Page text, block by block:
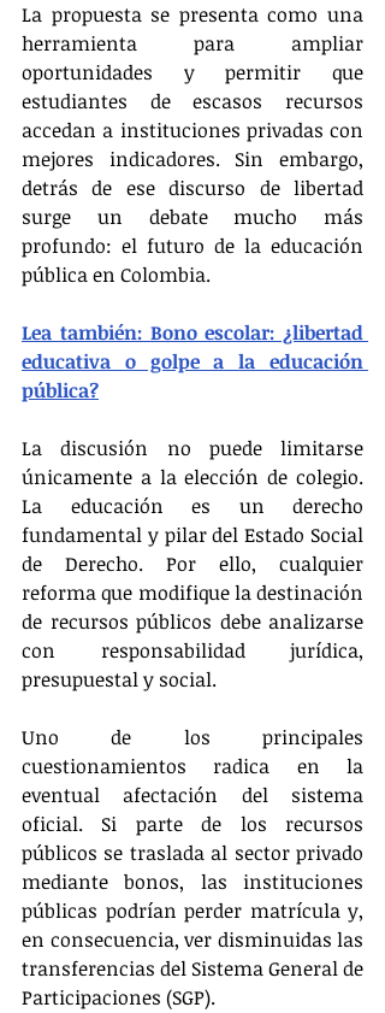
La propuesta se presenta como una
herramienta para ampliar
oportunidades y permitir que
estudiantes de escasos recursos
accedan a instituciones privadas con
mejores indicadores. Sin embargo,
detrás de ese discurso de libertad
surge un debate mucho más
profundo: el futuro de la educación
pública en Colombia.
Lea también: Bono escolar: ¿libertad
educativa o golpe a la educación
pública?
La discusión no puede limitarse
únicamente a la elección de colegio.
La educación es un derecho
fundamental y pilar del Estado Social
de Derecho. Por ello, cualquier
reforma que modifique la destinación
de recursos públicos debe analizarse
con responsabilidad jurídica,
presupuestal y social.
Uno de los principales
cuestionamientos radica en la
eventual afectación del sistema
oficial. Si parte de los recursos
públicos se traslada al sector privado
mediante bonos, las instituciones
públicas podrían perder matrícula y,
en consecuencia, ver disminuidas las
transferencias del Sistema General de
Participaciones (SGP).